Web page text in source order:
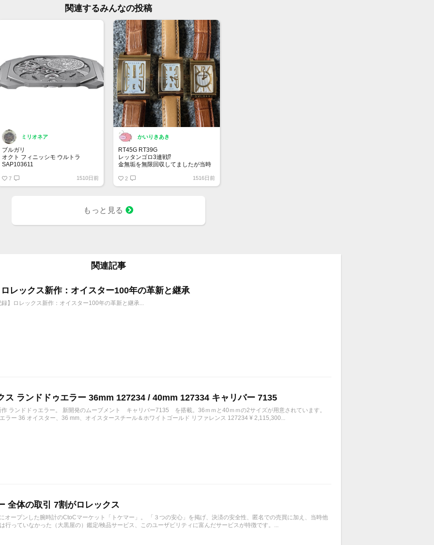
コメント
関連するみんなの投稿
ミリオネア
ブルガリ
オクト フィニッシモ ウルトラ
SAP103611
の1.80mm✨もちろん世界最大の薄さ
です。
の機能をこの厚さに閉じ込めるのは
7 1510日前
かいりきあき
RT45G RT39G
レッタンゴロ3連戦⁉︎
金無垢を無限回収してましたが当時
2 1516日前
もっと見る
関連記事
レックス新作：オイスター100年の革新と継承
】ロレックス新作：オイスター100年の革新と継承...
ス ランドドゥエラー 36mm 127234 / 40mm 127334 キャリバー 7135
ランドドゥエラー。 新開発のムーブメント キャリバー7135 を搭載。36ｍｍと40ｍｍの2サイズが用意されています。
ラー 36 オイスター、36 mm、オイスタースチール＆ホワイトゴールド リファレンス 127234 ¥ 2,115,300...
全体の取引 7割がロレックス
オープンした腕時計のCtoCマーケット「トケマー」。 「３つの安心」を掲げ、決済の安全性、匿名での売買に加え、当時他
行っていなかった（大黒屋の）鑑定/検品サービス、このユーザビリティに富んだサービスが特徴です。...